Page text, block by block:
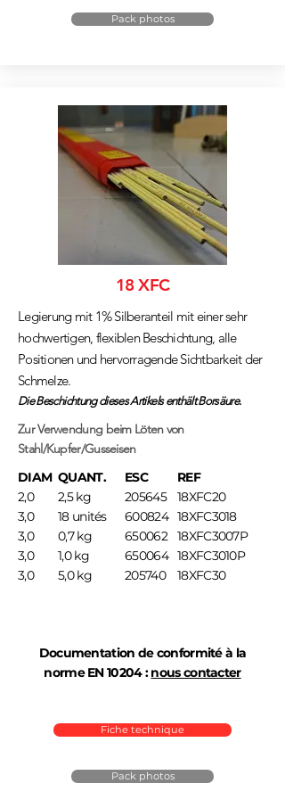
Pack photos
18 XFC
Legierung mit 1% Silberanteil mit einer sehr
hochwertigen, flexiblen Beschichtung, alle
Positionen und hervorragende Sichtbarkeit der
Schmelze.
Die Beschichtung dieses Artikels enthält Borsäure.
Zur Verwendung beim Löten von
Stahl/Kupfer/Gusseisen
DIAM
2,0
3,0
3,0
3,0
3,0
QUANT.
2,5 kg
18 unités
0,7 kg
1,0 kg
5,0 kg
ESC
205645
600824
650062
650064
205740
REF
18XFC20
18XFC3018
18XFC3007P
18XFC3010P
18XFC30
Documentation de conformité à la
norme EN 10204 :nous contacter
Fiche technique
Pack photos